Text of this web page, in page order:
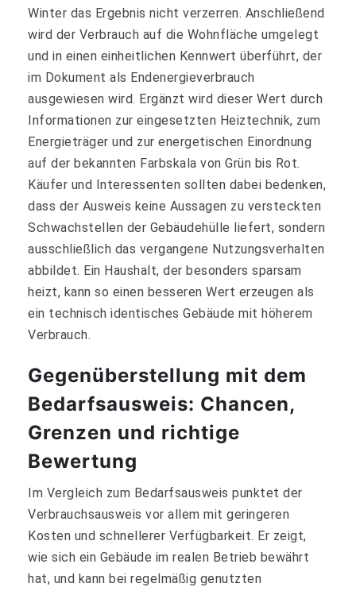
Winter das Ergebnis nicht verzerren. Anschließend
wird der Verbrauch auf die Wohnfläche umgelegt
und in einen einheitlichen Kennwert überführt, der
im Dokument als Endenergieverbrauch
ausgewiesen wird. Ergänzt wird dieser Wert durch
Informationen zur eingesetzten Heiztechnik, zum
Energieträger und zur energetischen Einordnung
auf der bekannten Farbskala von Grün bis Rot.
Käufer und Interessenten sollten dabei bedenken,
dass der Ausweis keine Aussagen zu versteckten
Schwachstellen der Gebäudehülle liefert, sondern
ausschließlich das vergangene Nutzungsverhalten
abbildet. Ein Haushalt, der besonders sparsam
heizt, kann so einen besseren Wert erzeugen als
ein technisch identisches Gebäude mit höherem
Verbrauch.
Gegenüberstellung mit dem
Bedarfsausweis: Chancen,
Grenzen und richtige
Bewertung
Im Vergleich zum Bedarfsausweis punktet der
Verbrauchsausweis vor allem mit geringeren
Kosten und schnellerer Verfügbarkeit. Er zeigt,
wie sich ein Gebäude im realen Betrieb bewährt
hat, und kann bei regelmäßig genutzten